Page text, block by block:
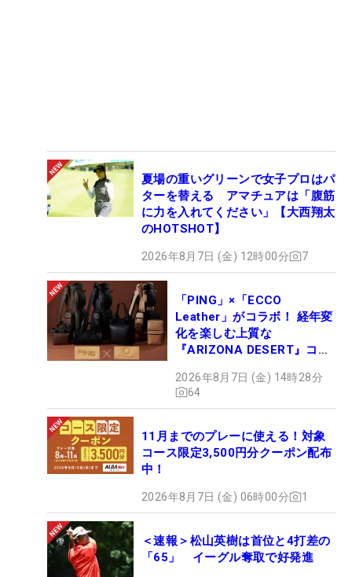
夏場の重いグリーンで女子プロはパ
ターを替える アマチュアは「腹筋
に力を入れてください」【大西翔太
のHOTSHOT】
2026年8月7日 (金) 12時00分 7
「PING」×「ECCO
Leather」がコラボ！ 経年変
化を楽しむ上質な
『ARIZONA DESERT』コレ
ュー
2026年8月7日 (金) 14時28分
64
11月までのプレーに使える！対象
コース限定3,500円分クーポン配布
中！
2026年8月7日 (金) 06時00分 1
＜速報＞松山英樹は首位と4打差の
「65」 イーグル奪取で好発進